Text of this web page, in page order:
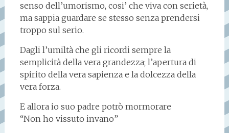
senso dell’umorismo, cosi’ che viva con serietà,
ma sappia guardare se stesso senza prendersi
troppo sul serio.
Dagli l’umiltà che gli ricordi sempre la
semplicità della vera grandezza; l’apertura di
spirito della vera sapienza e la dolcezza della
vera forza.
E allora io suo padre potrò mormorare
“Non ho vissuto invano”